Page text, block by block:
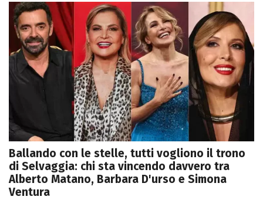
Ballando con le stelle, tutti vogliono il trono
di Selvaggia: chi sta vincendo davvero tra
Alberto Matano, Barbara D'urso e Simona
Ventura